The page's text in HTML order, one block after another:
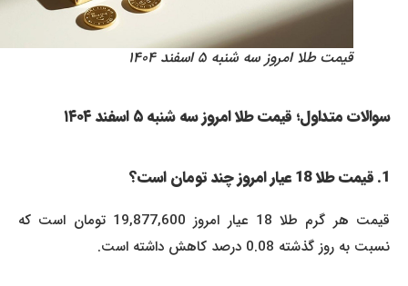
قیمت طلا امروز سه شنبه ۵ اسفند ۱۴۰۴
سوالات متداول؛ قیمت طلا امروز سه شنبه ۵ اسفند ۱۴۰۴
قیمت هر گرم طلا 18 عیار امروز 19,877,600 تومان است که
نسبت به روز گذشته 0.08 درصد کاهش داشته است.